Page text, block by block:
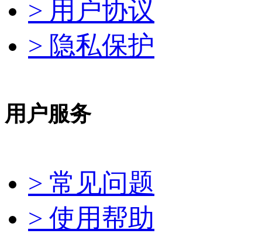
> 用户协议
> 隐私保护
用户服务
> 常见问题
> 使用帮助